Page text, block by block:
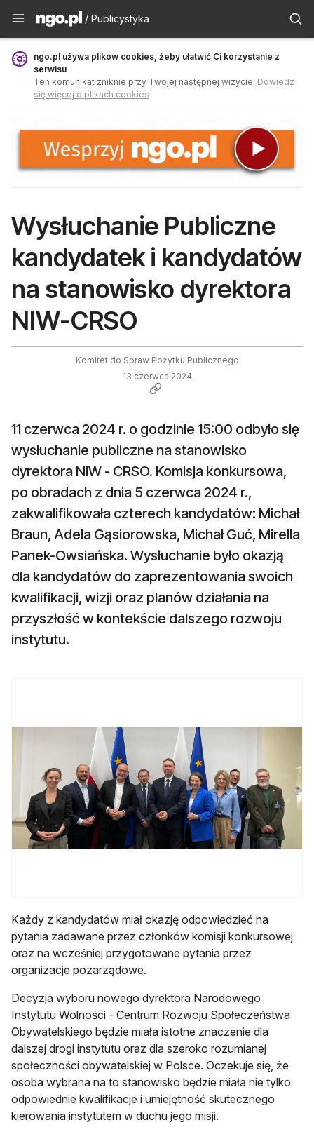
Publicystyka - ngo.pl
/ Publicystyka
ngo.pl używa plików cookies, żeby ułatwić Ci korzystanie z
serwisu
Ten komunikat zniknie przy Twojej następnej wizycie. Dowiedz
się więcej o plikach cookies
Wysłuchanie Publiczne
kandydatek i kandydatów
na stanowisko dyrektora
NIW-CRSO
Komitet do Spraw Pożytku Publicznego
13 czerwca 2024
11 czerwca 2024 r. o godzinie 15:00 odbyło się
wysłuchanie publiczne na stanowisko
dyrektora NIW - CRSO. Komisja konkursowa,
po obradach z dnia 5 czerwca 2024 r.,
zakwalifikowała czterech kandydatów: Michał
Braun, Adela Gąsiorowska, Michał Guć, Mirella
Panek-Owsiańska. Wysłuchanie było okazją
dla kandydatów do zaprezentowania swoich
kwalifikacji, wizji oraz planów działania na
przyszłość w kontekście dalszego rozwoju
instytutu.
Każdy z kandydatów miał okazję odpowiedzieć na
pytania zadawane przez członków komisji konkursowej
oraz na wcześniej przygotowane pytania przez
organizacje pozarządowe.
Decyzja wyboru nowego dyrektora Narodowego
Instytutu Wolności - Centrum Rozwoju Społeczeństwa
Obywatelskiego będzie miała istotne znaczenie dla
dalszej drogi instytutu oraz dla szeroko rozumianej
społeczności obywatelskiej w Polsce. Oczekuje się, że
osoba wybrana na to stanowisko będzie miała nie tylko
odpowiednie kwalifikacje i umiejętność skutecznego
kierowania instytutem w duchu jego misji.